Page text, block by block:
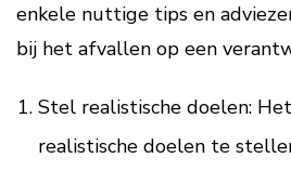
enkele nuttige tips en
bij het afvallen op een
Stel realistische doelen:
realistische doelen te